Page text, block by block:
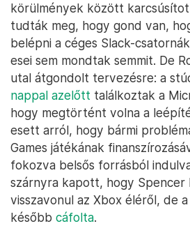
körülmények között
tudták meg, hogy gond van,
belépni a céges Slack-
esei sem mondtak semmit. De
utal átgondolt tervezésre: a
nappal azelőtt találkoztak a
hogy megtörtént volna a
esett arról, hogy bármi
Games játékának
fokozva belsős forrásból
szárnyra kapott, hogy Spencer
visszavonul az Xbox éléről, de
később cáfolta.